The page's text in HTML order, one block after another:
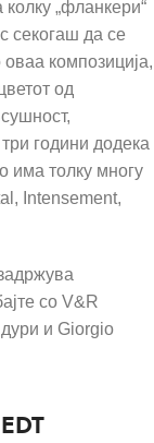
„фланкери“
секогаш да се
композиција,
од
години додека
има толку многу
Intensement,
со V&R
и Giorgio